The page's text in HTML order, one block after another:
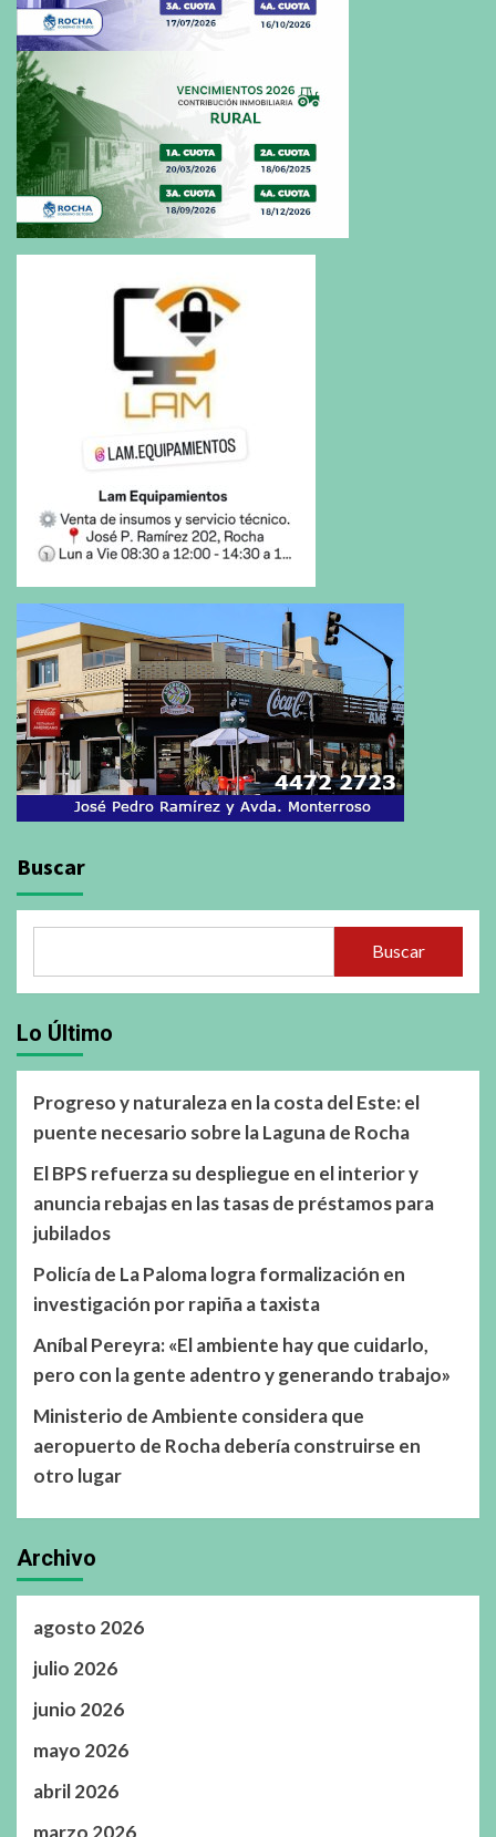
Buscar
Buscar
Lo Último
Progreso y naturaleza en la costa del Este: el
puente necesario sobre la Laguna de Rocha
El BPS refuerza su despliegue en el interior y
anuncia rebajas en las tasas de préstamos para
jubilados
Policía de La Paloma logra formalización en
investigación por rapiña a taxista
Aníbal Pereyra: «El ambiente hay que cuidarlo,
pero con la gente adentro y generando trabajo»
Ministerio de Ambiente considera que
aeropuerto de Rocha debería construirse en
otro lugar
Archivo
agosto 2026
julio 2026
junio 2026
mayo 2026
abril 2026
marzo 2026